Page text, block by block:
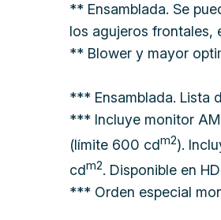
** Ensamblada. Se
los agujeros frontales,
** Blower y mayor
*** Ensamblada. Lista
*** Incluye monitor
(límite 600 cdm2).
cdm2. Disponible en
*** Orden especial